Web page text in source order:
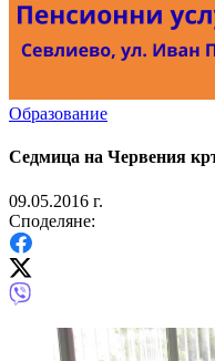
Образование
Седмица на Червения
09.05.2016 г.
Споделяне: